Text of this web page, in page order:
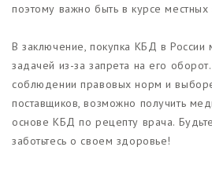
поэтому важно быть в курсе местных
В заключение, покупка КБД в России
задачей из-за запрета на его
соблюдении правовых норм и
поставщиков, возможно получить
основе КБД по рецепту врача.
заботьтесь о своем здоровье!